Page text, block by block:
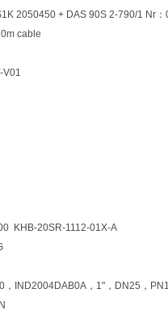
2050450 + DAS 90S 2-790/1 Nr
cable
V01
KHB-20SR-1112-01X-A
IND2004DAB0A，1"，DN25，